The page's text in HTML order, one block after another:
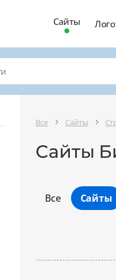
Сайты
Все Сайты
Сайты
Все Сайты